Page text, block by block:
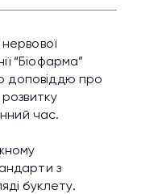
“Біофарма”
доповіддю про
час.
з
буклету.